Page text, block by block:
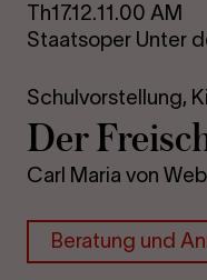
Th17.12.11.00 AM
Staatsoper Unter
Schulvorstellung,
Der
Carl Maria von
Beratung und